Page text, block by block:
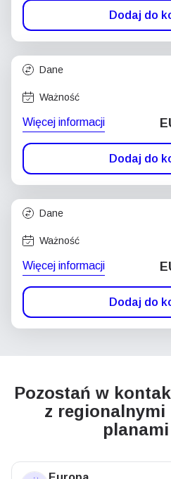
Dodaj do
Dane
Ważność
Więcej informacji
Dodaj do
Dane
Ważność
Więcej informacji
Dodaj do
Pozostań w
z
planami